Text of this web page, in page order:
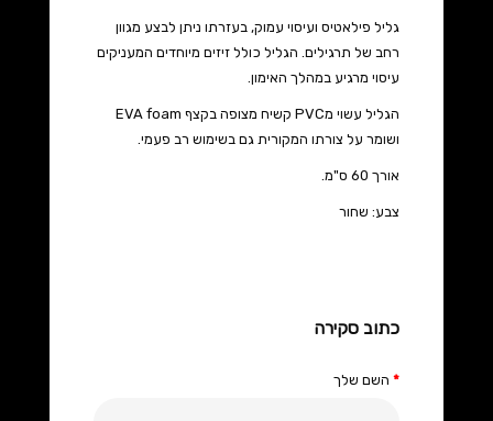
גליל פילאטיס ועיסוי עמוק, בעזרתו ניתן לבצע מגוון
רחב של תרגילים. הגליל כולל זיזים מיוחדים המעניקים
עיסוי מרגיע במהלך האימון.
הגליל עשוי מPVC קשיח מצופה בקצף EVA foam
ושומר על צורתו המקורית גם בשימוש רב פעמי.
אורך 60 ס"מ.
צבע: שחור
כתוב סקירה
השם שלך